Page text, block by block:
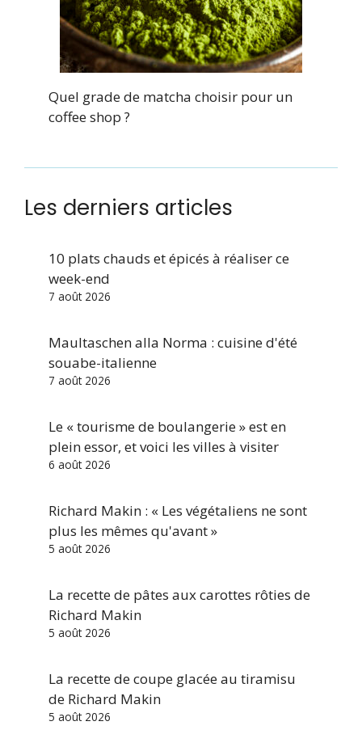
Quel grade de matcha choisir pour un
coffee shop ?
Les derniers articles
10 plats chauds et épicés à réaliser ce
week-end
7 août 2026
Maultaschen alla Norma : cuisine d'été
souabe-italienne
7 août 2026
Le « tourisme de boulangerie » est en
plein essor, et voici les villes à visiter
6 août 2026
Richard Makin : « Les végétaliens ne sont
plus les mêmes qu'avant »
5 août 2026
La recette de pâtes aux carottes rôties de
Richard Makin
5 août 2026
La recette de coupe glacée au tiramisu
de Richard Makin
5 août 2026